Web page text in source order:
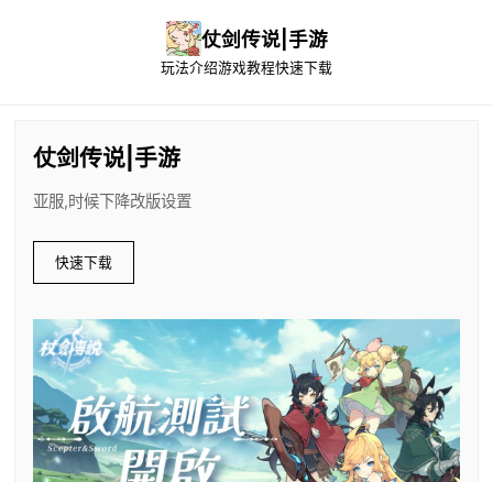
仗剑传说|手游
玩法介绍游戏教程快速下载
仗剑传说|手游
亚服,时候下降改版设置
快速下载